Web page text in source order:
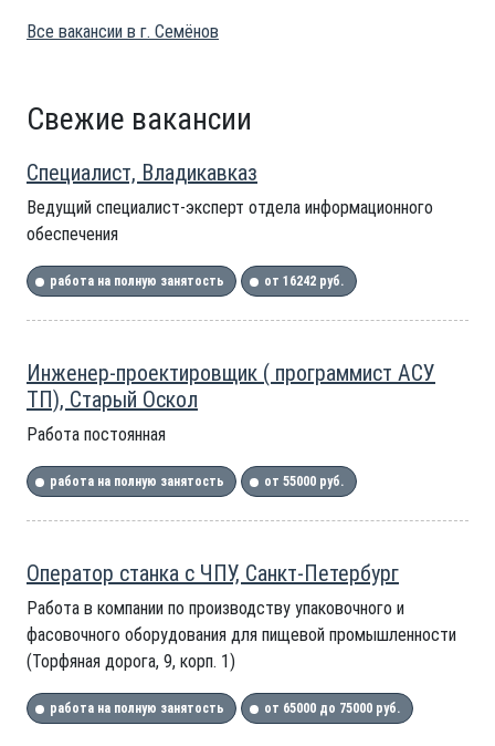
Все вакансии в г. Семёнов
Свежие вакансии
Специалист, Владикавказ
Ведущий специалист-эксперт отдела информационного
обеспечения
работа на полную занятость от 16242 руб.
Инженер-проектировщик ( программист АСУ
ТП), Старый Оскол
Работа постоянная
работа на полную занятость от 55000 руб.
Оператор станка с ЧПУ, Санкт-Петербург
Работа в компании по производству упаковочного и
фасовочного оборудования для пищевой промышленности
(Торфяная дорога, 9, корп. 1)
работа на полную занятость от 65000 до 75000 руб.